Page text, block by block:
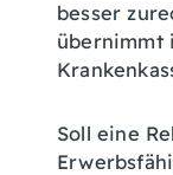
besser
übernimmt
Soll eine